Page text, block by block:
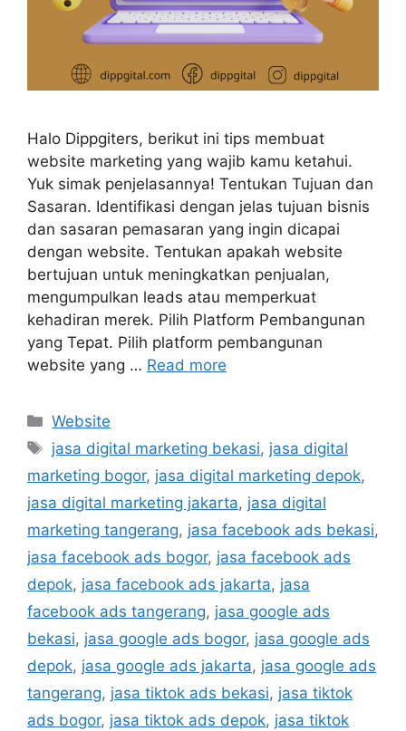
Halo Dippgiters, berikut ini tips membuat
website marketing yang wajib kamu ketahui.
Yuk simak penjelasannya! Tentukan Tujuan dan
Sasaran. Identifikasi dengan jelas tujuan bisnis
dan sasaran pemasaran yang ingin dicapai
dengan website. Tentukan apakah website
bertujuan untuk meningkatkan penjualan,
mengumpulkan leads atau memperkuat
kehadiran merek. Pilih Platform Pembangunan
yang Tepat. Pilih platform pembangunan
website yang … Read more
Website
jasa digital marketing bekasi, jasa digital
marketing bogor, jasa digital marketing depok,
jasa digital marketing jakarta, jasa digital
marketing tangerang, jasa facebook ads bekasi,
jasa facebook ads bogor, jasa facebook ads
depok, jasa facebook ads jakarta, jasa
facebook ads tangerang, jasa google ads
bekasi, jasa google ads bogor, jasa google ads
depok, jasa google ads jakarta, jasa google ads
tangerang, jasa tiktok ads bekasi, jasa tiktok
ads bogor, jasa tiktok ads depok, jasa tiktok